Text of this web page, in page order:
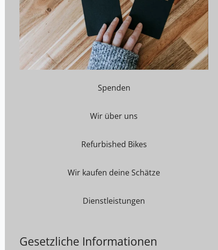
Spenden
Wir über uns
Refurbished Bikes
Wir kaufen deine Schätze
Dienstleistungen
Gesetzliche Informationen